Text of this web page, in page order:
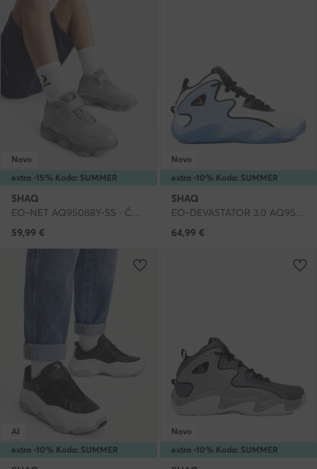
extra -15% Koda: SUMMER
Novo
SHAQ
EO-NET AQ95088Y-SS · Čevlji za košarko
59,99 €
extra -10% Koda: SUMMER
Novo
SHAQ
EO-DEVASTATOR 3.0 AQ95078B-WL · Čevlji za košarko
64,99 €
extra -10% Koda: SUMMER
AI
extra -10% Koda: SUMMER
Novo